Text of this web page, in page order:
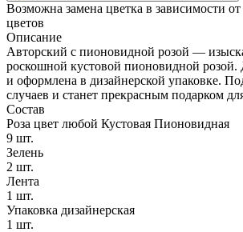
Возможна замена цветка в зависимости от
цветов
Описание
Авторский с пионовидной розой —
роскошной кустовой пионовидной розой.
и оформлена в дизайнерской упаковке.
случаев и станет прекрасным подарком
Состав
Роза цвет любой Кустовая Пионовидная
9 шт.
Зелень
2 шт.
Лента
1 шт.
Упаковка дизайнерская
1 шт.